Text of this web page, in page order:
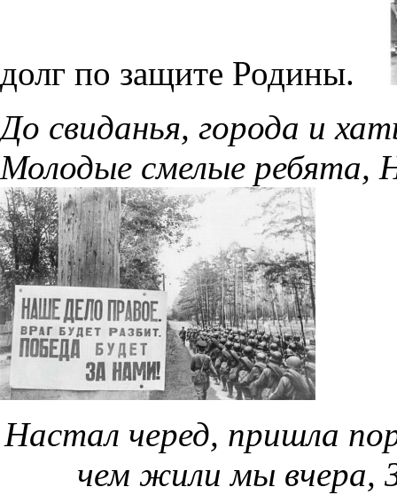
долг по защите Родины.
До свиданья, города и
Молодые смелые ребята,
Настал черед, пришла
чем жили мы вчера,